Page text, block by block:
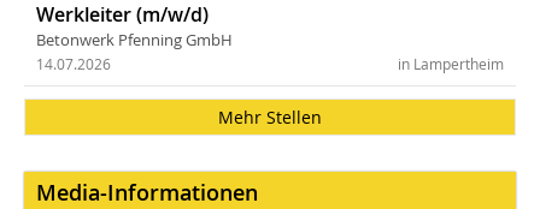
Werkleiter (m/w/d)
Betonwerk Pfenning GmbH
in Lampertheim
14.07.2026
Mehr Stellen
Media-Informationen